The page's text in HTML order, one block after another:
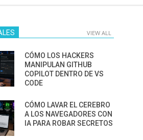
VIEW ALL
CÓMO LOS HACKERS
MANIPULAN GITHUB
COPILOT DENTRO DE VS
CODE
CÓMO LAVAR EL CEREBRO
A LOS NAVEGADORES CON
IA PARA ROBAR SECRETOS